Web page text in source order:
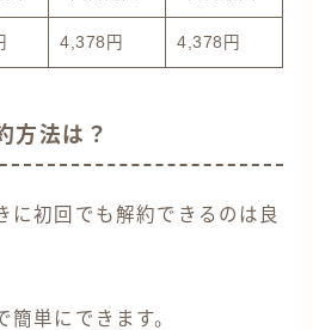
4,378円 4,378円
方法は？
に初回でも解約できるのは良
簡単にできます。